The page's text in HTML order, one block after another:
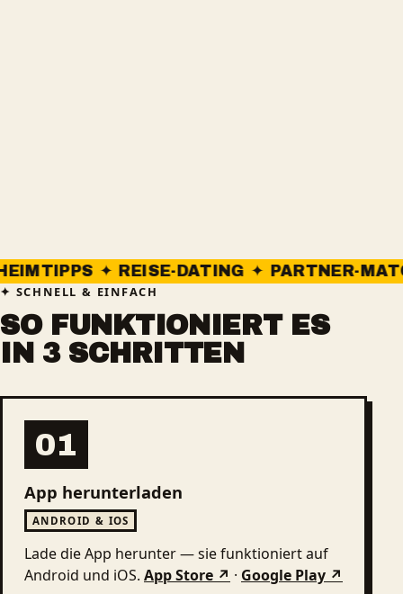
REISE-DATING ✦ PARTNER-MATCHING ✦
SCHNELL & EINFACH
SO FUNKTIONIERT ES
IN 3 SCHRITTEN
01
App herunterladen
ANDROID & IOS
Lade die App herunter — sie funktioniert auf
Android und iOS. App Store ↗ · Google Play ↗